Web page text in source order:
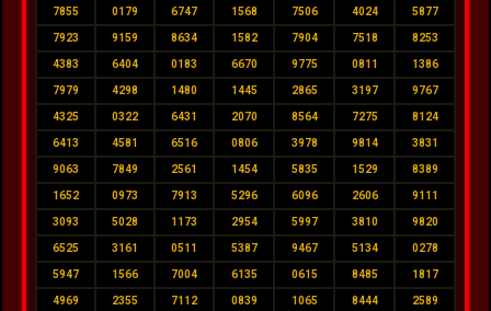
7855 0179 6747 1568 7506 4024 5877
7923 9159 8634 1582 7904 7518 8253
4383 6404 0183 6670 9775 0811 1386
7979 4298 1480 1445 2865 3197 9767
4325 0322 6431 2070 8564 7275 8124
6413 4581 6516 0806 3978 9814 3831
9063 7849 2561 1454 5835 1529 8389
1652 0973 7913 5296 6096 2606 9111
3093 5028 1173 2954 5997 3810 9820
6525 3161 0511 5387 9467 5134 0278
5947 1566 7004 6135 0615 8485 1817
4969 2355 7112 0839 1065 8444 2589